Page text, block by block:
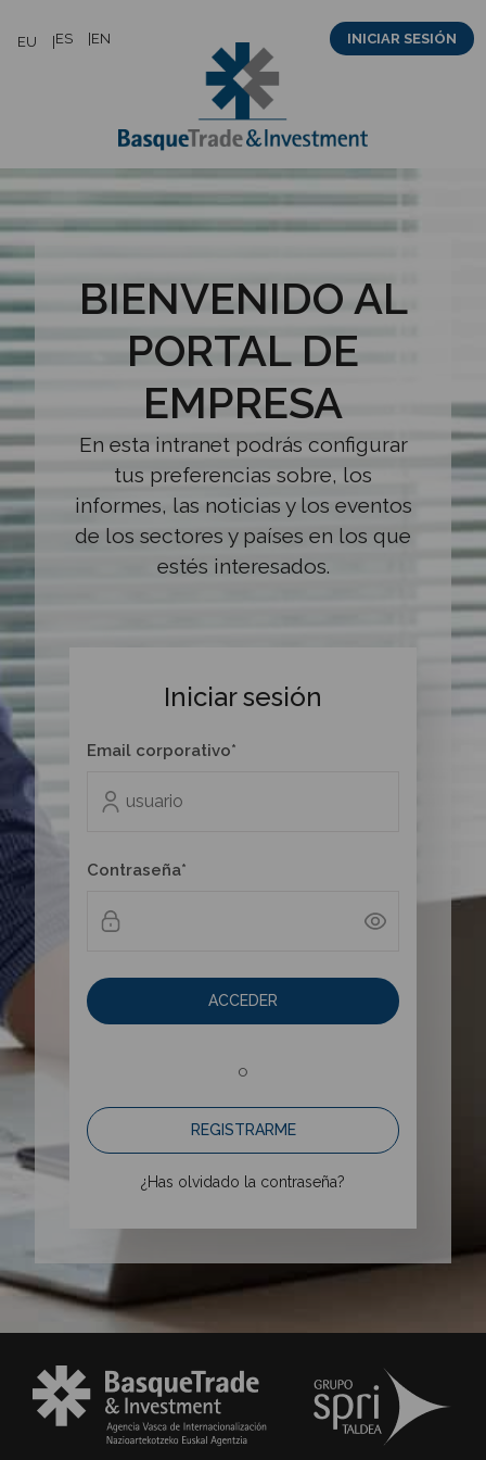
EU ES EN INICIAR SESIÓN
BIENVENIDO AL
PORTAL DE
EMPRESA
En esta intranet podrás configurar
tus preferencias sobre, los
informes, las noticias y los eventos
de los sectores y países en los que
estés interesados.
Iniciar sesión
Email corporativo*
Contraseña*
ACCEDER
o
REGISTRARME
¿Has olvidado la contraseña?